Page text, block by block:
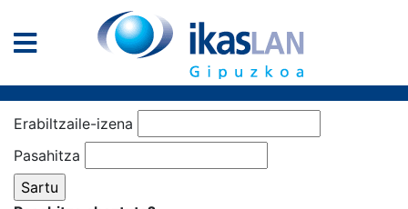
Erabiltzaile-izena
Pasahitza